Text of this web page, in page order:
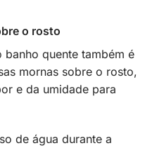
o rosto
quente também é
mornas sobre o rosto,
e da umidade para
de água durante a